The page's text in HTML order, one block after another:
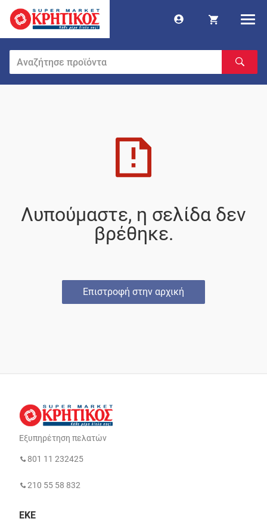
Λυπούμαστε, η σελίδα δεν
βρέθηκε.
Επιστροφή στην αρχική
Εξυπηρέτηση πελατών
801 11 232425
210 55 58 832
ΕΚΕ